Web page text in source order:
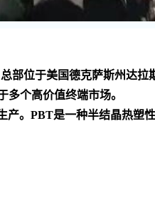
部位于美国德克萨斯州达
多个高价值终端市场。
。PBT是一种半结晶热